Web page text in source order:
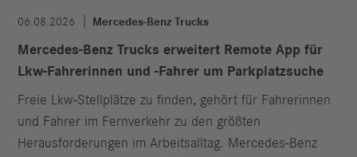
06.08.2026 Mercedes-Benz Trucks
Mercedes-Benz Trucks erweitert Remote App für
Lkw-Fahrerinnen und -Fahrer um Parkplatzsuche
Freie Lkw-Stellplätze zu finden, gehört für Fahrerinnen
und Fahrer im Fernverkehr zu den größten
Herausforderungen im Arbeitsalltag. Mercedes-Benz